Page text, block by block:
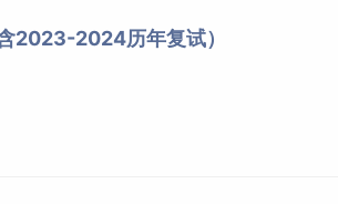
专业的毕业生。
国硕士研究生招生考试报考条件。考生报
役证》；考生审核或复核未通过的，不得
2023-2024历年复试）